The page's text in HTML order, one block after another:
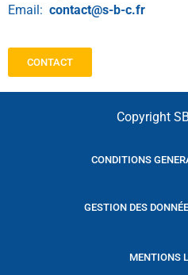
Email: contact@s-b-c.fr
CONTACT
Copyright
CONDITIONS
GESTION DES
MENTIONS